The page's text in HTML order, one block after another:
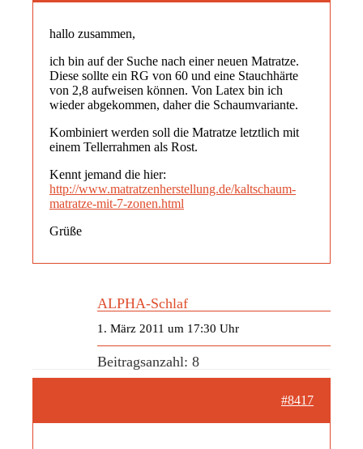
hallo zusammen,
ich bin auf der Suche nach einer neuen Matratze.
Diese sollte ein RG von 60 und eine Stauchhärte
von 2,8 aufweisen können. Von Latex bin ich
wieder abgekommen, daher die Schaumvariante.
Kombiniert werden soll die Matratze letztlich mit
einem Tellerrahmen als Rost.
Kennt jemand die hier:
http://www.matratzenherstellung.de/kaltschaum-
matratze-mit-7-zonen.html
Grüße
ALPHA-Schlaf
1. März 2011 um 17:30 Uhr
Beitragsanzahl: 8
#8417